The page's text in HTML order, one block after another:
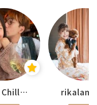
思思賢 ChillMyBabe